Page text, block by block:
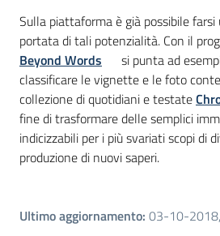
Sulla piattaforma è già possibile
portata di tali potenzialità. Con il
Beyond Words
si punta ad
classificare le vignette e le foto
collezione di quotidiani e testate
fine di trasformare delle semplici
indicizzabili per i più svariati scopi di
produzione di nuovi saperi.
Ultimo aggiornamento: 03-10-